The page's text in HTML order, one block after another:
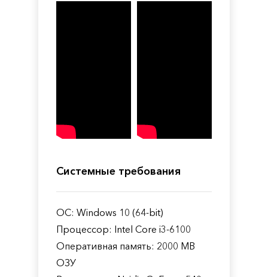
Системные требования
ОС: Windows 10 (64-bit)
Процессор: Intel Core i3-6100
Оперативная память: 2000 MB
ОЗУ